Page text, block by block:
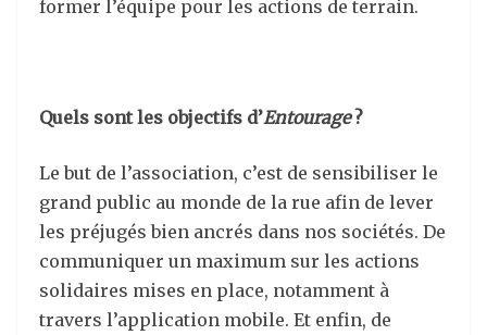
former l’équipe pour les actions de terrain.
Quels sont les objectifs d’Entourage?
Le but de l’association, c’est de sensibiliser le
grand public au monde de la rue afin de lever
les préjugés bien ancrés dans nos sociétés. De
communiquer un maximum sur les actions
solidaires mises en place, notamment à
travers l’application mobile. Et enfin, de